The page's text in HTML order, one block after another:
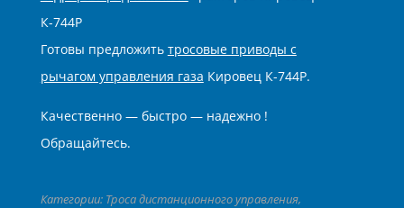
К-744Р
Готовы предложить тросовые приводы с
рычагом управления газа Кировец К-744Р.
Качественно — быстро — надежно !
Обращайтесь.
Категории: Троса дистанционного управления,